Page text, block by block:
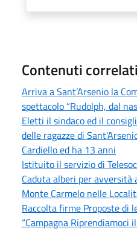
Contenuti correlati
Arriva a Sant’Arsenio la
spettacolo “Rudolph, dal
Eletti il sindaco ed il
delle ragazze di
Cardiello ed ha 13 anni
Istituito il servizio di
Caduta alberi per
Monte Carmelo nelle
Raccolta firme Proposte di
“Campagna Riprendiamoci